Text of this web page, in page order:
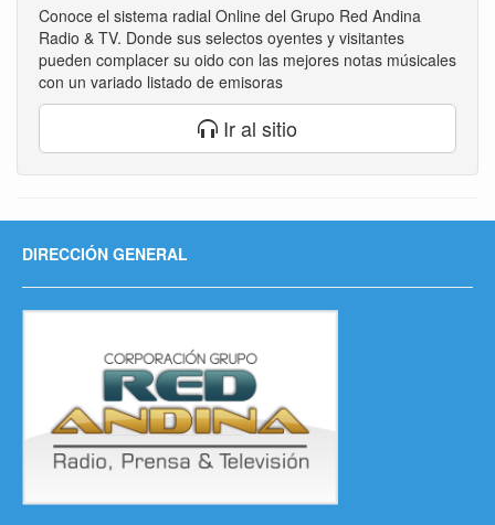
Conoce el sistema radial Online del Grupo Red Andina
Radio & TV. Donde sus selectos oyentes y visitantes
pueden complacer su oido con las mejores notas músicales
con un variado listado de emisoras
Ir al sitio
DIRECCIÓN GENERAL